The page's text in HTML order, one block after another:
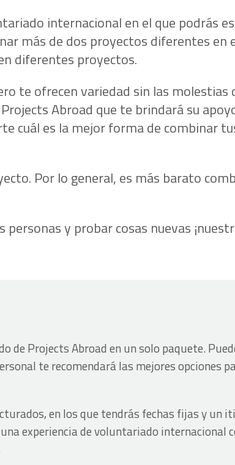
internacional en el que podrás
más de dos proyectos diferentes en
diferentes proyectos.
te ofrecen variedad sin las molestias
Abroad que te brindará su
cuál es la mejor forma de combinar
Por lo general, es más barato
y probar cosas nuevas
de Projects Abroad en un solo paquete.
te recomendará las mejores opciones
en los que tendrás fechas fijas y un
experiencia de voluntariado internacional